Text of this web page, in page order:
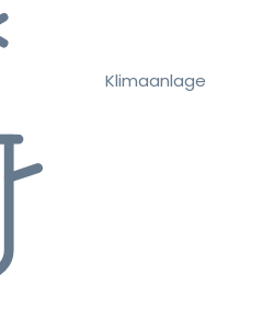
Klimaanlage